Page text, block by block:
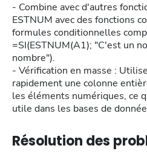
- Combine avec d'autres
ESTNUM avec des fonctions
formules conditionnelles
=SI(ESTNUM(A1); "C'est un
nombre").
- Vérification en masse :
rapidement une colonne
les éléments numériques, ce
utile dans les bases de
Résolution des